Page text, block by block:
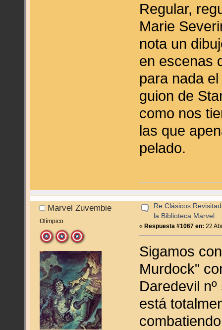
Regular,
Marie
nota un
en escenas
para nada
guion de
como nos
las que
pelado.
Marvel Zuvembie
Olímpico
Re:Clásicos
la Biblioteca Marvel
« Respuesta #1067 en: 22
Sigamos
Murdock"
Daredevil
está